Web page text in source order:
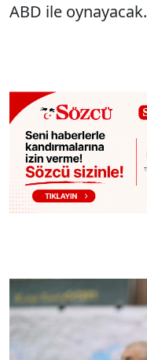
ABD ile oynayacak.